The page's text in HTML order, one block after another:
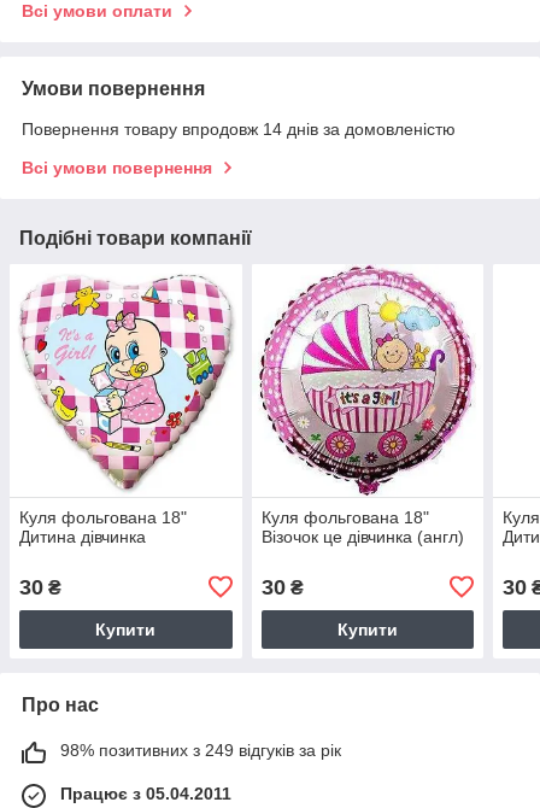
Всі умови оплати
Умови повернення
Повернення товару впродовж 14 днів за домовленістю
Всі умови повернення
Подібні товари компанії
Куля фольгована 18"
Дитина дівчинка
30 ₴
Купити
Куля фольгована 18"
Візочок це дівчинка (англ)
30₴
Купити
30
Про нас
98% позитивних з 249 відгуків за рік
Працює з 05.04.2011